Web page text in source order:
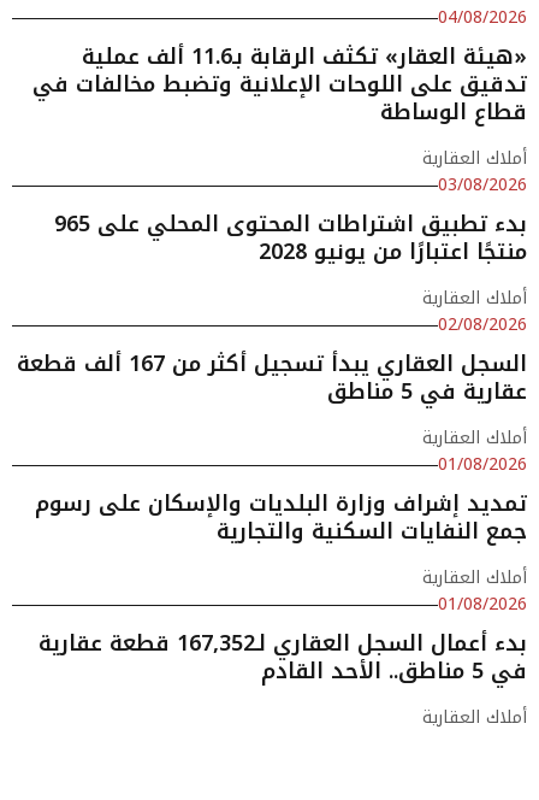
04/08/2026
«هيئة العقار» تكثف الرقابة بـ11.6 ألف عملية
تدقيق على اللوحات الإعلانية وتضبط مخالفات في
قطاع الوساطة
أملاك العقارية
03/08/2026
بدء تطبيق اشتراطات المحتوى المحلي على 965
منتجًا اعتبارًا من يونيو 2028
أملاك العقارية
02/08/2026
السجل العقاري يبدأ تسجيل أكثر من 167 ألف قطعة
عقارية في 5 مناطق
أملاك العقارية
01/08/2026
تمديد إشراف وزارة البلديات والإسكان على رسوم
جمع النفايات السكنية والتجارية
أملاك العقارية
01/08/2026
بدء أعمال السجل العقاري لـ167,352 قطعة عقارية
في 5 مناطق.. الأحد القادم
أملاك العقارية